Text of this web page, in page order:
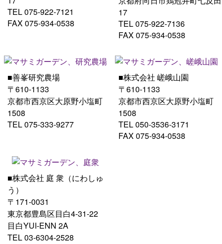
TEL 075-922-7121
FAX 075-934-0538
17
TEL 075-922-7136
FAX 075-934-0538
■善峯研究農場
〒610-1133
京都市西京区大原野小塩町
1508
TEL 075-333-9277
■株式会社 嵯峨山園
〒610-1133
京都市西京区大原野小塩町
1508
TEL 050-3536-3171
FAX 075-934-0538
■株式会社 庭 衆（にわしゅ
う）
〒171-0031
東京都豊島区目白4-31-22
目白YUI-ENN 2A
TEL 03-6304-2528